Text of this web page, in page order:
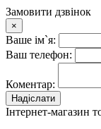
Замовити дзвінок
×
Ваше ім`я:
Ваш телефон:
Коментар:
Надіслати
Інтернет-магазин